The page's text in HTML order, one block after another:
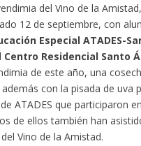
del Vino de la Amistad,
12 de septiembre, con
Especial ATADES-
Centro Residencial Santo
de este año, una
con la pisada de uva
ATADES que participaron
de ellos también han
Vino de la Amistad.